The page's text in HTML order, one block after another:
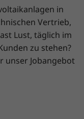
in
Vertrieb,
Lust, täglich im
zu stehen?
unser Jobangebot